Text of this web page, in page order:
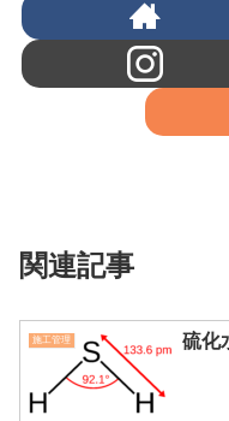
関連記事
施工管理 硫化